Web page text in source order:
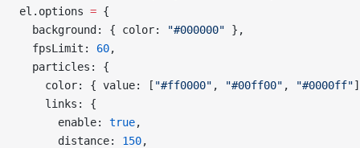
el.options = {
  background: { color:
"#000000" },
  fpsLimit:
60,
  particles: {
    color: { value: [
"#ff0000" , "#00ff00" , "#0000ff"
    links: {
      enable:
true,
      distance:
150,